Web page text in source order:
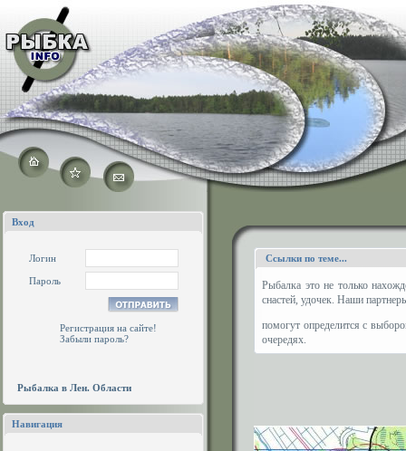
Вход
Логин
Пароль
Регистрация на сайте!
Забыли пароль?
Рыбалка в Лен. Области
Навигация
Ссылки по теме...
Рыбалка это не только
снастей, удочек. Наши
помогут определится с
очередях.